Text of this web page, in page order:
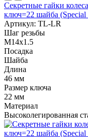
Секретные гайки
ключ=22 шайба
Артикул: TL-LR
Шаг резьбы
М14х1.5
Посадка
Шайба
Длина
46 мм
Размер ключа
22 мм
Материал
Высоколегированная